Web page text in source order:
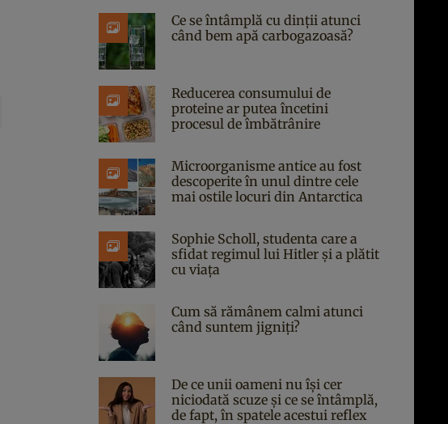
Ce se întâmplă cu dinții atunci
când bem apă carbogazoasă?
Reducerea consumului de
proteine ar putea încetini
procesul de îmbătrânire
Microorganisme antice au fost
descoperite în unul dintre cele
mai ostile locuri din Antarctica
Sophie Scholl, studenta care a
sfidat regimul lui Hitler și a plătit
cu viața
Cum să rămânem calmi atunci
când suntem jigniți?
De ce unii oameni nu își cer
niciodată scuze și ce se întâmplă,
de fapt, în spatele acestui reflex